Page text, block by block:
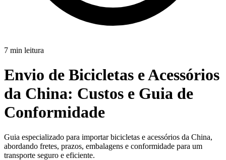
7 min leitura
Envio de Bicicletas e Acessórios
da China: Custos e Guia de
Conformidade
Guia especializado para importar bicicletas e acessórios da China,
abordando fretes, prazos, embalagens e conformidade para um
transporte seguro e eficiente.